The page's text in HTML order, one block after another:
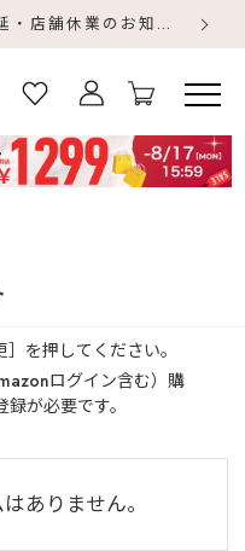
【重要】地震による配送遅延・店舗休業のお知らせ
を押してください。
ログイン含む）購
が必要です。
ありません。